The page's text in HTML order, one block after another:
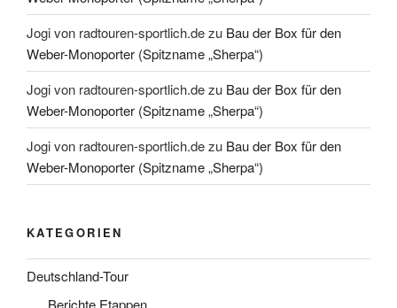
Jogi von radtouren-sportlich.dezu Bau der Box für den
Weber-Monoporter (Spitzname „Sherpa“)
Jogi von radtouren-sportlich.dezu Bau der Box für den
Weber-Monoporter (Spitzname „Sherpa“)
Jogi von radtouren-sportlich.dezu Bau der Box für den
Weber-Monoporter (Spitzname „Sherpa“)
KATEGORIEN
Deutschland-Tour
Berichte Etappen